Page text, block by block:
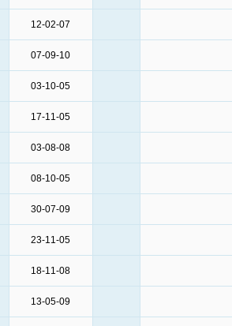
12-02-07
07-09-10
03-10-05
17-11-05
03-08-08
08-10-05
30-07-09
23-11-05
18-11-08
13-05-09